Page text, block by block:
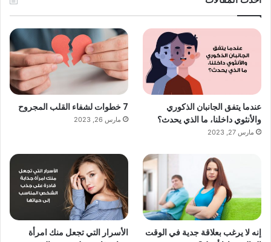
عندما يتفق الجانبان الذكوري
والأنثوي داخلنا، ما الذي يحدث؟
مارس 27, 2023
7 خطوات لشفاء القلب المجروح
مارس 26, 2023
إنه لا يرغب بعلاقة جدية في الوقت
الأسرار التي تجعل منك امرأة